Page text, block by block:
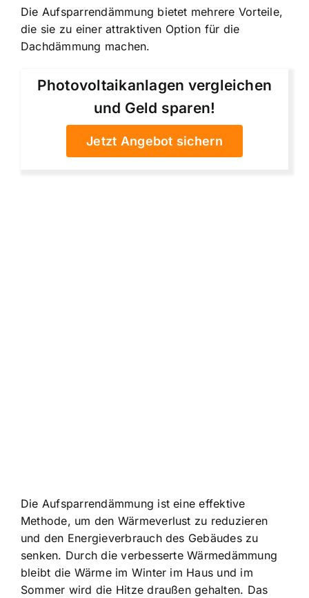
Die Aufsparrendämmung bietet mehrere Vorteile,
die sie zu einer attraktiven Option für die
Dachdämmung machen.
Photovoltaikanlagen vergleichen
und Geld sparen!
Jetzt Angebot sichern
Die Aufsparrendämmung ist eine effektive
Methode, um den Wärmeverlust zu reduzieren
und den Energieverbrauch des Gebäudes zu
senken. Durch die verbesserte Wärmedämmung
bleibt die Wärme im Winter im Haus und im
Sommer wird die Hitze draußen gehalten. Das